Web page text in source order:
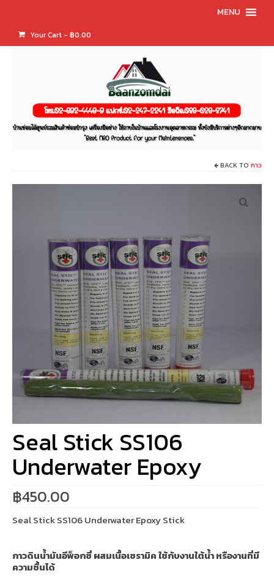
MENU
Your Cart - ฿0.00
BACK TO กาว
Seal Stick SS106
Underwater Epoxy
฿450.00
Seal Stick SS106 Underwater Epoxy Stick
กาวดินน้ำมันอีพ็อกซี่ ผสมเนื้อเซรามิค ใช้กับงานใต้น้ำ หรืองานที่มี
ความชื้นได้